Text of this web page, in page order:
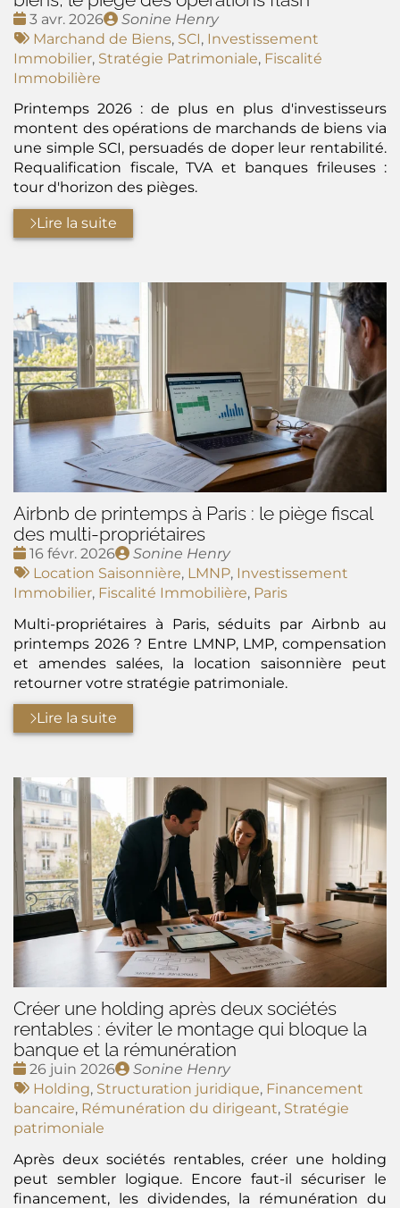
Date
:
3 avr. 2026
Publié
par
Sonine Henry
Tags
:
Marchand de Biens, SCI, Investissement
Immobilier, Stratégie Patrimoniale, Fiscalité
Immobilière
Printemps 2026 : de plus en plus d'investisseurs
montent des opérations de marchands de biens via
une simple SCI, persuadés de doper leur rentabilité.
Requalification fiscale, TVA et banques frileuses :
tour d'horizon des pièges.
Lire la suite
Airbnb de printemps à Paris : le piège fiscal
des multi-propriétaires
Date
:
16 févr. 2026
Publié
par
Sonine Henry
Tags
:
Location Saisonnière, LMNP, Investissement
Immobilier, Fiscalité Immobilière, Paris
Multi-propriétaires à Paris, séduits par Airbnb au
printemps 2026 ? Entre LMNP, LMP, compensation
et amendes salées, la location saisonnière peut
retourner votre stratégie patrimoniale.
Lire la suite
Créer une holding après deux sociétés
rentables : éviter le montage qui bloque la
banque et la rémunération
Date
:
26 juin 2026
Publié
par
Sonine Henry
Tags
:
Holding, Structuration juridique, Financement
bancaire, Rémunération du dirigeant, Stratégie
patrimoniale
Après deux sociétés rentables, créer une holding
peut sembler logique. Encore faut-il sécuriser le
financement, les dividendes, la rémunération du